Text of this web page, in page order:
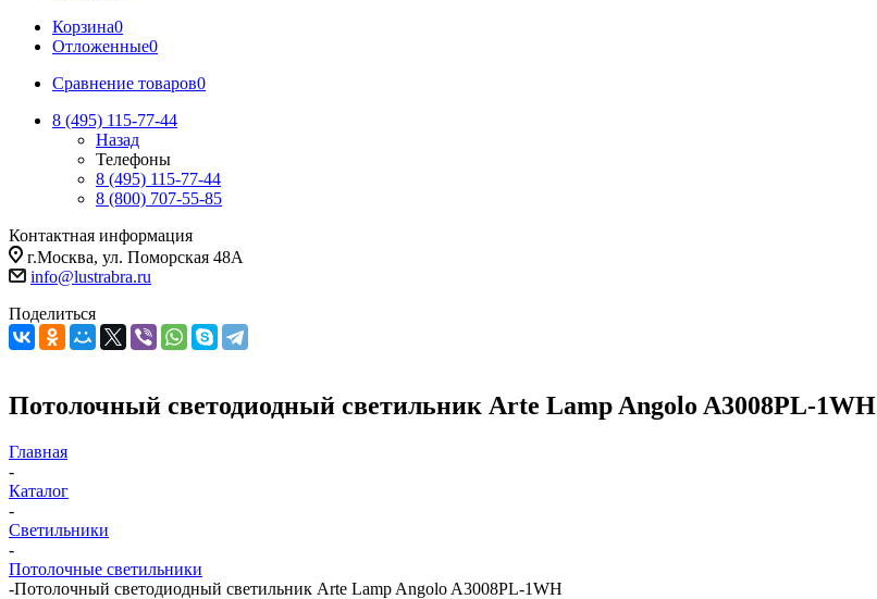
Корзина0
Отложенные0
Сравнение товаров0
8 (495) 115-77-44
Назад
Телефоны
8 (495) 115-77-44
8 (800) 707-55-85
Контактная информация
г.Москва, ул. Поморская 48А
info@lustrabra.ru
Поделиться
Потолочный светодиодный светильник Arte Lamp Angolo A3008PL-1WH
Главная
-
Каталог
-
Светильники
-
Потолочные светильники
-Потолочный светодиодный светильник Arte Lamp Angolo A3008PL-1WH